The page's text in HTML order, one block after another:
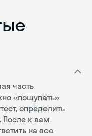
часть
«пощупать»
определить
После к вам
на все